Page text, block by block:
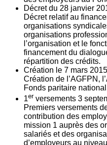
Décret du 28 janvier
Décret relatif au
organisations
organisations
l’organisation et le
financement du
répartition des crédits.
Création le 7 mars 2015
Création de l’AGFPN,
Fonds paritaire
1er versements 3
Premiers versements
contribution des
mission 1 auprès des
salariés et des
d’employeurs au